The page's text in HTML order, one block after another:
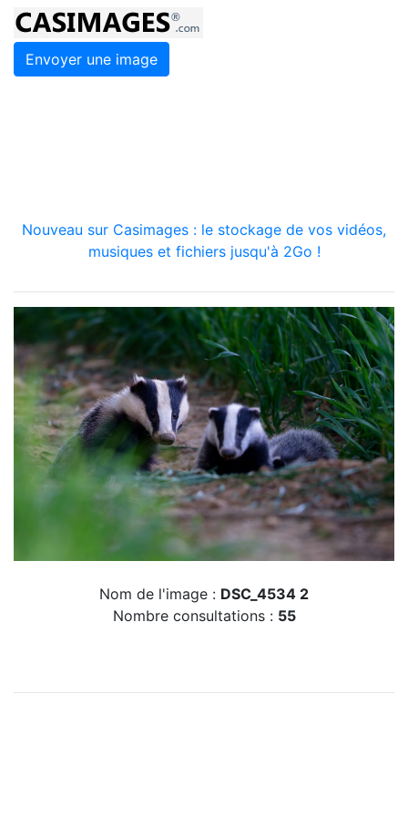
Envoyer une image
Nouveau sur Casimages : le stockage de vos vidéos,
musiques et fichiers jusqu'à 2Go !
Nom de l'image : DSC_4534 2
Nombre consultations : 55